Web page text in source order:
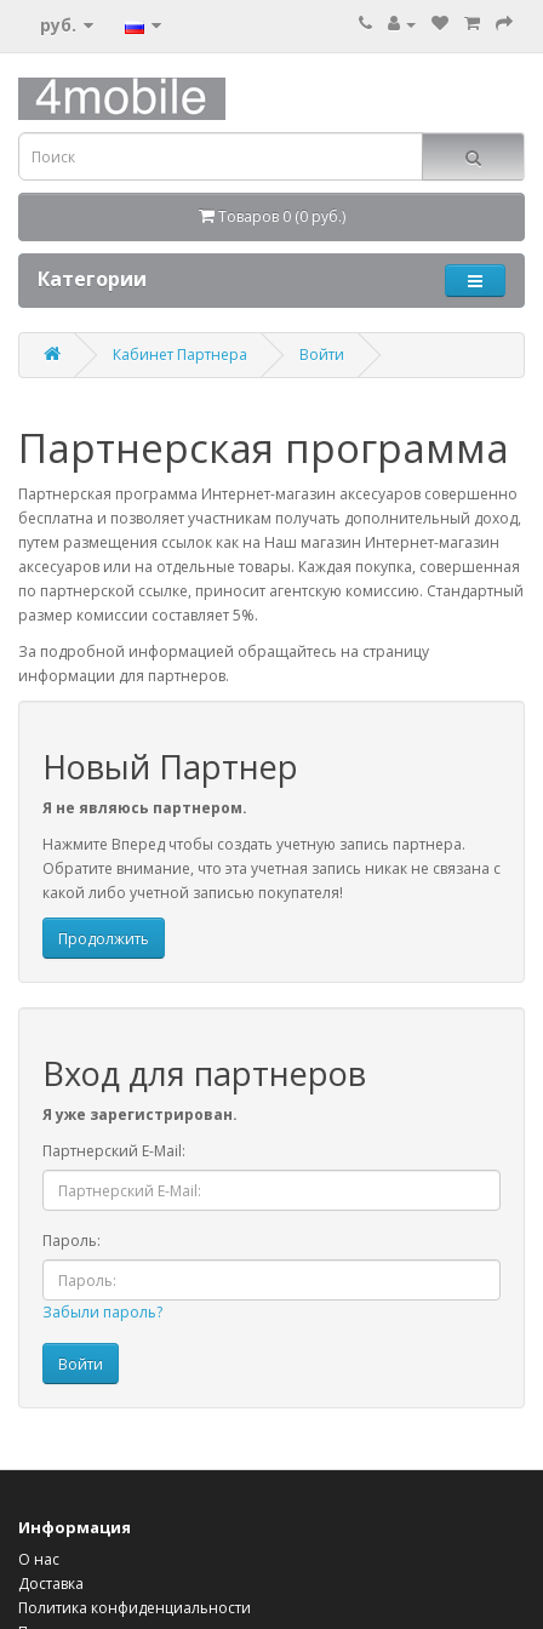
руб.
Товаров 0 (0 руб.)
Категории
Кабинет Партнера Войти
Партнерская программа
Партнерская программа Интернет-магазин аксесуаров совершенно
бесплатна и позволяет участникам получать дополнительный доход,
путем размещения ссылок как на Наш магазин Интернет-магазин
аксесуаров или на отдельные товары. Каждая покупка, совершенная
по партнерской ссылке, приносит агентскую комиссию. Стандартный
размер комиссии составляет 5%.
За подробной информацией обращайтесь на страницу
информации для партнеров.
Новый Партнер
Я не являюсь партнером.
Нажмите Вперед чтобы создать учетную запись партнера.
Обратите внимание, что эта учетная запись никак не связана с
какой либо учетной записью покупателя!
Продолжить
Вход для партнеров
Я уже зарегистрирован.
Партнерский E-Mail:
Пароль:
Забыли пароль?
Информация
О нас
Доставка
Политика конфиденциальности